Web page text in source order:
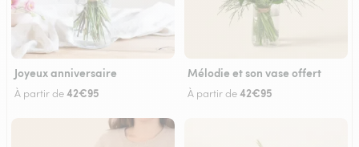
Joyeux anniversaire
À partir de42€95
Mélodie et son vase offert
À partir de42€95